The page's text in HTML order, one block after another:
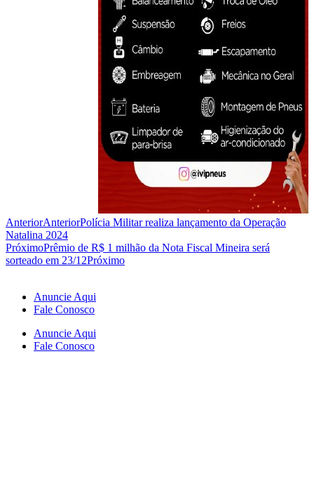
AnteriorAnteriorPolícia Militar realiza lançamento da Operação
Natalina 2024
PróximoPrêmio de R$ 1 milhão da Nota Fiscal Mineira será
sorteado em 23/12Próximo
Anuncie Aqui
Fale Conosco
Anuncie Aqui
Fale Conosco